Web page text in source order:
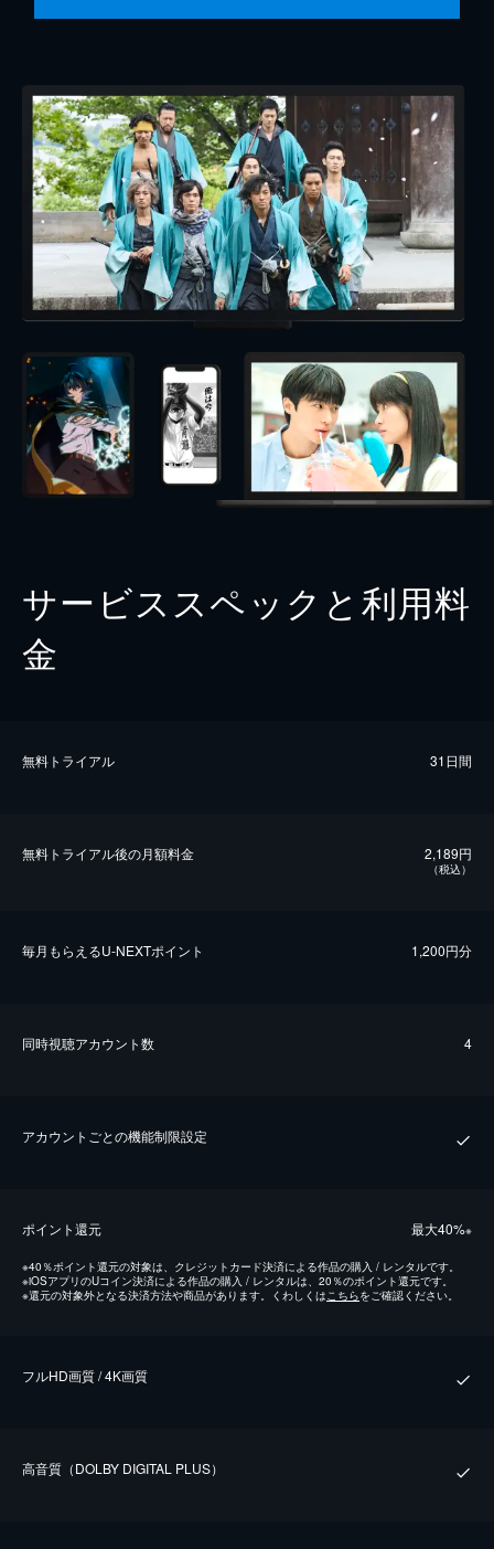
サービススペックと利用料
金
無料トライアル 31日間
無料トライアル後の⽉額料金 2,189円
（税込）
毎⽉もらえるU-NEXTポイント 1,200円分
同時視聴アカウント数 4
アカウントごとの機能制限設定
ポイント還元 最⼤40%※
※40％ポイント還元の対象は、クレジットカード決済による作品の購入 / レンタルです。
※iOSアプリのUコイン決済による作品の購入 / レンタルは、20％のポイント還元です。
※還元の対象外となる決済方法や商品があります。くわしくはこちらをご確認ください。
フルHD画質 / 4K画質
⾼⾳質（DOLBY DIGITAL PLUS）